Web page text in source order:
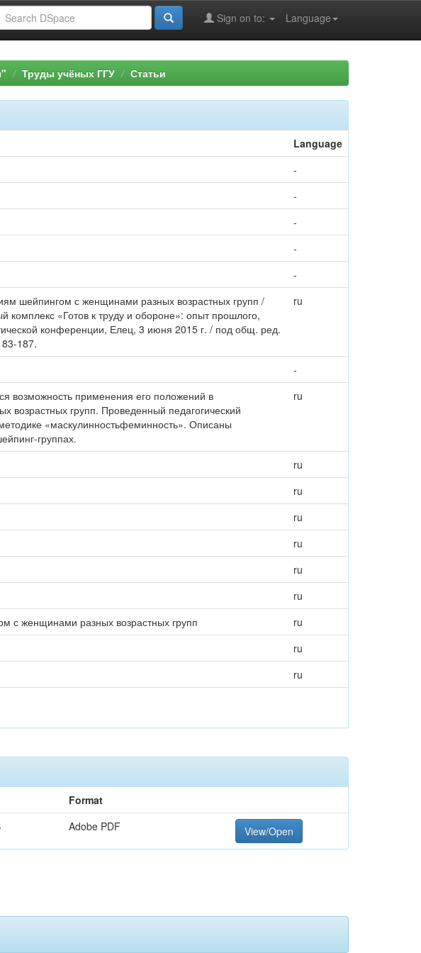
Language
Sign on to:
Труды учёных ГГУ Статьи
Language
-
-
-
-
-
шейпингом с женщинами разных возрастных групп /
комплекс «Готов к труду и обороне»: опыт прошлого,
конференции, Елец, 3 июня 2015 г. / под общ. ред.
187.
ru
-
возможность применения его положений в
возрастных групп. Проведенный педагогический
«маскулинностьфеминность». Описаны
группах.
ru
ru
ru
ru
ru
ru
ru
с женщинами разных возрастных групп
ru
ru
ru
Format
Adobe PDF View/Open